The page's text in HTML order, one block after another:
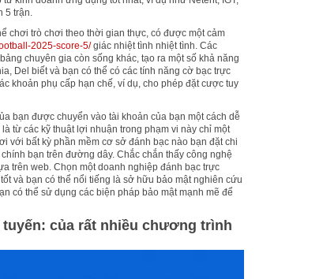
5 trận.
chơi trò chơi theo thời gian thực, có được một cảm
2025-score-5/giác nhiệt tình nhiệt tình. Các
chuyên gia còn sống khác, tạo ra một số khả năng
Del biết và bạn có thể có các tính năng cờ bạc trực
khoản phụ cấp hạn chế, ví dụ, cho phép đặt cược tuy
bạn được chuyển vào tài khoản của bạn một cách dễ
từ các kỹ thuật lợi nhuận trong phạm vi này chỉ một
với bất kỳ phần mềm cơ sở đánh bạc nào bạn đặt chi
bạn trên đường dây. Chắc chắn thấy công nghệ
trên web. Chọn một doanh nghiệp đánh bạc trực
và bạn có thể nổi tiếng là sở hữu bảo mật nghiên cứu
có thể sử dụng các biện pháp bảo mật mạnh mẽ để
của rất nhiều chương trình